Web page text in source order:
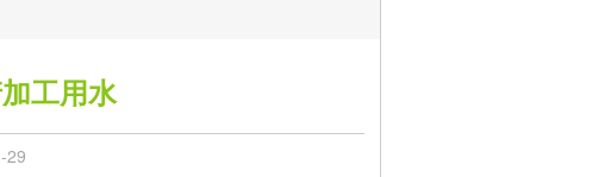
工用水
29